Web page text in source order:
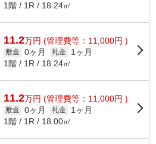
1階 / 1R / 18.24㎡
11.2万円 (管理費等：11,000円 )
敷金 0ヶ月 礼金
1ヶ月
1階 / 1R / 18.24㎡
11.2万円 (管理費等：11,000円 )
敷金 0ヶ月 礼金
1ヶ月
1階 / 1R / 18.00㎡